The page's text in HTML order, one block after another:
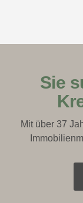
Sie
Mit über 37